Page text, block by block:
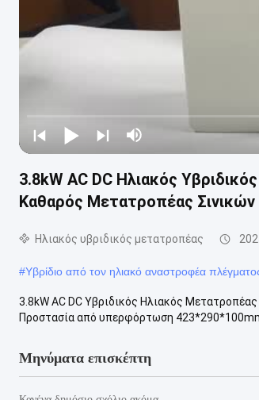
3.8kW AC DC Ηλιακός
Καθαρός Μετατροπέας
Ηλιακός υβριδικός μετατροπέας
#Υβρίδιο από τον ηλιακό αναστροφέα
3.8kW AC DC Υβριδικός Ηλιακός
Προστασία από υπερφόρτωση
Μηνύματα επισκέπτη